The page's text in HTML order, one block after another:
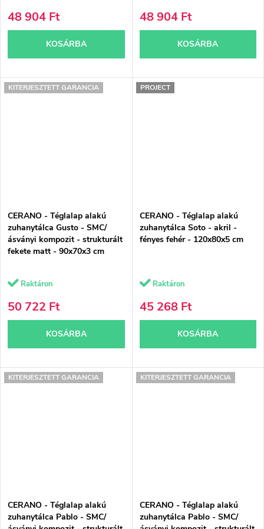
48 904 Ft
KOSÁRBA
48 904 Ft
KOSÁRBA
KITERJESZTETT GARANCIA
CERANO - Téglalap alakú
zuhanytálca Gusto - SMC/
ásványi kompozit - strukturált
fekete matt - 90x70x3 cm
Raktáron
50 722 Ft
KOSÁRBA
PROJECT
CERANO - Téglalap alakú
zuhanytálca Soto - akril -
fényes fehér - 120x80x5 cm
Raktáron
45 268 Ft
KOSÁRBA
KITERJESZTETT GARANCIA
CERANO - Téglalap alakú
zuhanytálca Pablo - SMC/
KITERJESZTETT GARANCIA
CERANO - Téglalap alakú
zuhanytálca Pablo - SMC/